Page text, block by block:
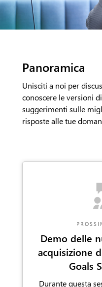
Panoramica
Unisciti a noi per
conoscere le versioni
suggerimenti sulle
risposte alle tue
Demo delle
acquisizione
Goals
Durante questa